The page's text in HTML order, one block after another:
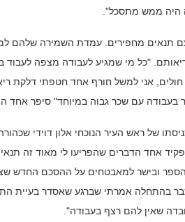
היה ממש מתסכל".
תנאים מחפירים. עמדת השמירה שלהם
"כל מי שמגיע לעבודה מצפה לעבוד
אני למשל חורף אחד חטפתי דלקת
בעבודה עם שכר גבוה במיוחד" סיפר אחד
של ראש העיר הנוכחי אלון דוידי
אחד הדברים שהפריעו לי מאוד זה
הספר ובישר למאבטחים על ההסכם החדש
בהתחלה אמרתי שברגע שאסדר בעיית
שאין להם רצף בעבודה".